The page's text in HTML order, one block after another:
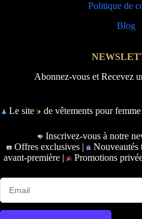
Politique de
Blog
Abonnez-vous et Recevez
Le site de vêtements pour
Inscrivez-vous à notre
Offres exclusives |
Nouveautés
avant-première | Promotions